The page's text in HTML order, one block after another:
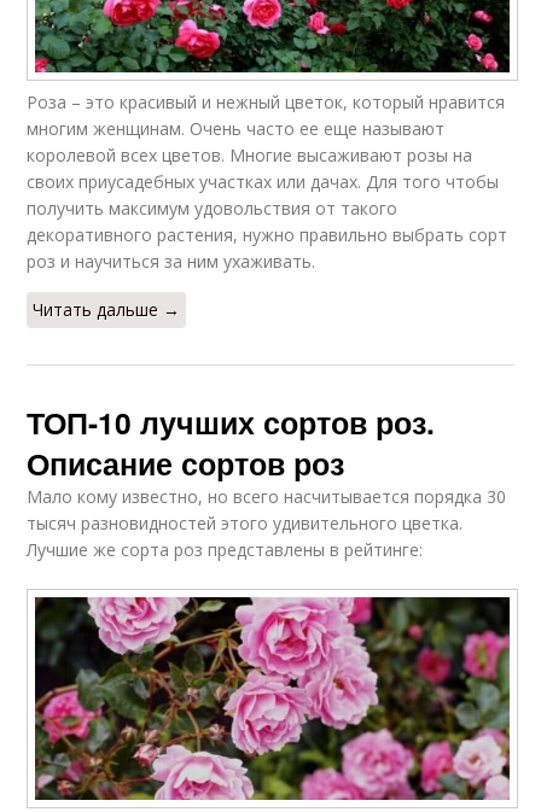
Роза – это красивый и нежный цветок, который нравится
многим женщинам. Очень часто ее еще называют
королевой всех цветов. Многие высаживают розы на
своих приусадебных участках или дачах. Для того чтобы
получить максимум удовольствия от такого
декоративного растения, нужно правильно выбрать сорт
роз и научиться за ним ухаживать.
Читать дальше →
ТОП-10 лучших сортов роз.
Описание сортов роз
Мало кому известно, но всего насчитывается порядка 30
тысяч разновидностей этого удивительного цветка.
Лучшие же сорта роз представлены в рейтинге: